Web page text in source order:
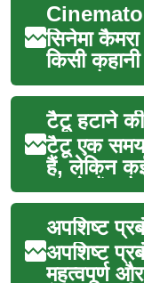
सिनेमा
किसी
करता है।
Course
टैटू एक समय
हैं, लेकिन कई
चाहते हैं।
क...
अपशिष्ट
महत्वपूर्ण